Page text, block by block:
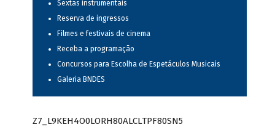
Sextas instrumentais
Reserva de ingressos
Filmes e festivais de cinema
Receba a programação
Concursos para Escolha de Espetáculos Musicais
Galeria BNDES
Z7_L9KEH4O0LORH80ALCLTPF80SN5